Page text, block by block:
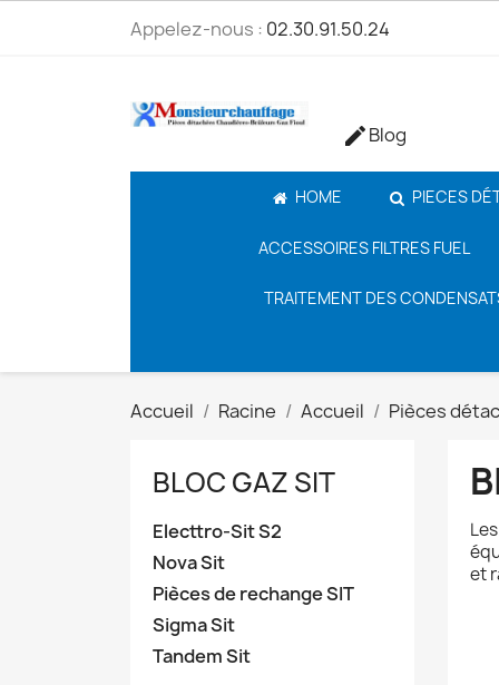
Appelez-nous : 02.30.91.50.24
Blog
HOME PIECES
ACCESSOIRES FILTRES FUEL
TRAITEMENT DES
Accueil Racine Accueil Pièces
BLOC GAZ SIT
Electtro-Sit S2
Nova Sit
Pièces de rechange SIT
Sigma Sit
Tandem Sit
et